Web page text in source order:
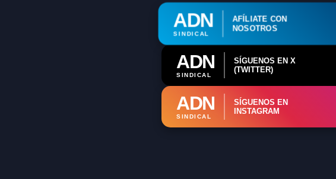
ADN
SINDICAL
AFÍLIATE CON
NOSOTROS
ADN
SINDICAL
SÍGUENOS EN X
(TWITTER)
ADN
SINDICAL
SÍGUENOS EN
INSTAGRAM